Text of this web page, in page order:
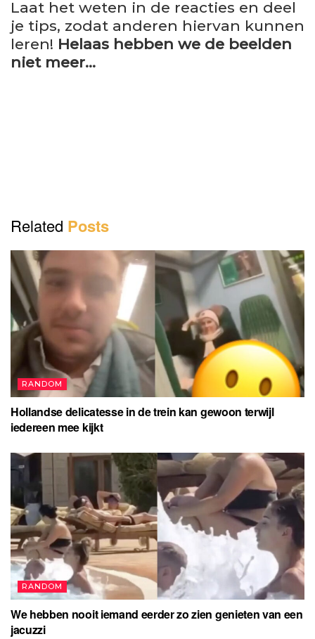
Laat het weten in de reacties en deel
je tips, zodat anderen hiervan kunnen
leren! Helaas hebben we de beelden
niet meer…
Related Posts
RANDOM
Hollandse delicatesse in de trein kan gewoon terwijl
iedereen mee kijkt
RANDOM
We hebben nooit iemand eerder zo zien genieten van een
jacuzzi